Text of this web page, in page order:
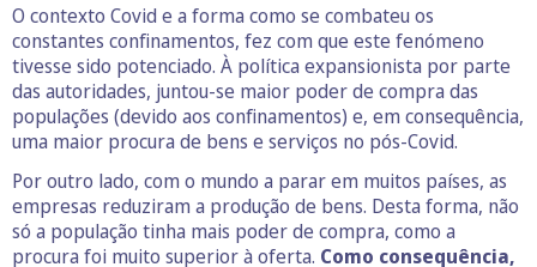
O contexto Covid e a forma como se combateu os
constantes confinamentos, fez com que este fenómeno
tivesse sido potenciado. À política expansionista por parte
das autoridades, juntou-se maior poder de compra das
populações (devido aos confinamentos) e, em consequência,
uma maior procura de bens e serviços no pós-Covid.
Por outro lado, com o mundo a parar em muitos países, as
empresas reduziram a produção de bens. Desta forma, não
só a população tinha mais poder de compra, como a
procura foi muito superior à oferta. Como consequência,